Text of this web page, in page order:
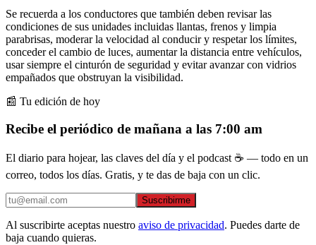
Se recuerda a los conductores que también deben revisar las
condiciones de sus unidades incluidas llantas, frenos y limpia
parabrisas, moderar la velocidad al conducir y respetar los límites,
conceder el cambio de luces, aumentar la distancia entre vehículos,
usar siempre el cinturón de seguridad y evitar avanzar con vidrios
empañados que obstruyan la visibilidad.
📰 Tu edición de hoy
Recibe el periódico de mañana a las 7:00 am
El diario para hojear, las claves del día y el podcast ☕ — todo en un
correo, todos los días. Gratis, y te das de baja con un clic.
Suscribirme
Al suscribirte aceptas nuestro aviso de privacidad. Puedes darte de
baja cuando quieras.